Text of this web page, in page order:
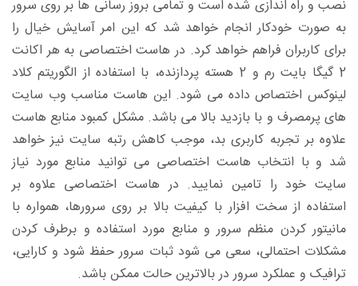
نصب و راه اندازی شده است و تمامی بروز رسانی ها بر روی سرور
به صورت خودکار انجام خواهد شد که این امر آسایش خیال را
برای کاربران فراهم خواهد کرد. در هاست اختصاصی به هر اکانت
2 گیگا بایت رم و 2 هسته پردازنده، با استفاده از الگوریتم کلاد
لینوکس اختصاص داده می شود. این هاست مناسب وب سایت
های پرمصرف و با بازدید بالا می باشد. مشکل کمبود منابع هاست
علاوه بر تجربه کاربری بد، موجب کاهش رتبه سایت نیز خواهد
شد و با انتخاب هاست اختصاصی می توانید منابع مورد نیاز
سایت خود را تامین نمایید. در هاست اختصاصی علاوه بر
استفاده از سخت افزار با کیفیت بالا بر روی سرورها، همواره با
مانیتور کردن منظم سرور و منابع مورد استفاده و برطرف کردن
مشکلات احتمالی، سعی می شود ثبات سرور حفظ شود و کارایی،
ترافیک و عملکرد سرور در بالاترین حالت ممکن باشد.